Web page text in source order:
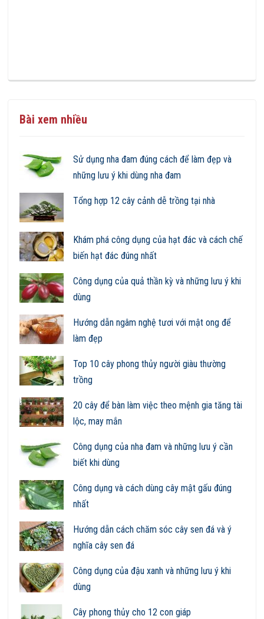
Bài xem nhiều
Sử dụng nha đam đúng cách để làm đẹp và
những lưu ý khi dùng nha đam
Tổng hợp 12 cây cảnh dễ trồng tại nhà
Khám phá công dụng của hạt đác và cách chế
biến hạt đác đúng nhất
Công dụng của quả thần kỳ và những lưu ý khi
dùng
Hướng dẫn ngâm nghệ tươi với mật ong để
làm đẹp
Top 10 cây phong thủy người giàu thường
trồng
20 cây để bàn làm việc theo mệnh gia tăng tài
lộc, may mắn
Công dụng của nha đam và những lưu ý cần
biết khi dùng
Công dụng và cách dùng cây mật gấu đúng
nhất
Hướng dẫn cách chăm sóc cây sen đá và ý
nghĩa cây sen đá
Công dụng của đậu xanh và những lưu ý khi
dùng
Cây phong thủy cho 12 con giáp